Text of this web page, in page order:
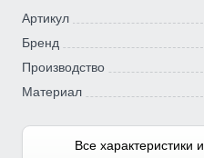
Артикул
Бренд
Производство
Материал
Все характеристики